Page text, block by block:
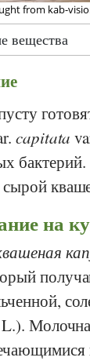
by-sa 3.0,
вещества
capitata
бактерий.
сырой
на
L.).